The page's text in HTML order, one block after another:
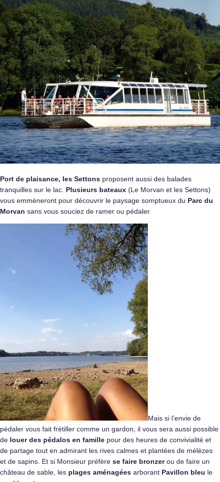
Port de plaisance, les Settons proposent aussi des balades
tranquilles sur le lac. Plusieurs bateaux (Le Morvan et les Settons)
vous emmèneront pour découvrir le paysage somptueux du Parc du
Morvan sans vous souciez de ramer ou pédaler.
Mais si l’envie de
pédaler vous fait frétiller comme un gardon, il vous sera aussi possible
de louer des pédalos en famille pour des heures de convivialité et
de partage tout en admirant les rives calmes et plantées de mélèzes
et de sapins. Et si Monsieur préfère se faire bronzerou de faire un
château de sable, les plages aménagées arborant Pavillon bleu le